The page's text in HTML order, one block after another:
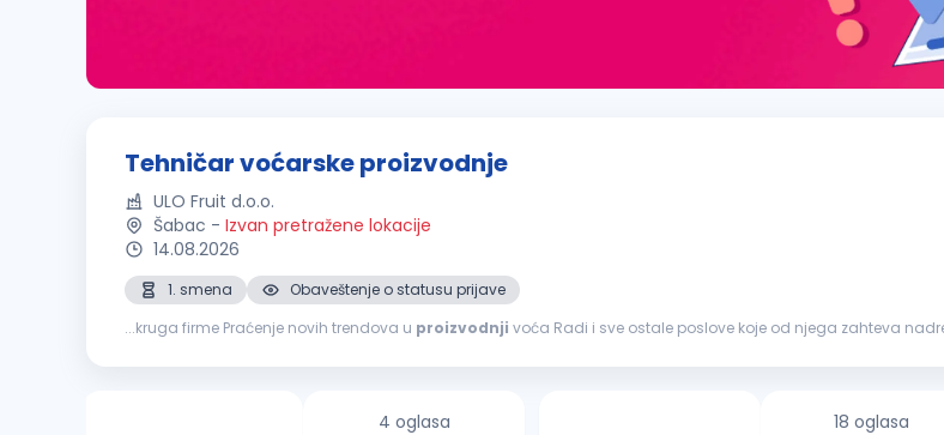
Tehničar voćarske proizvodnje
ULO Fruit d.o.o.
Šabac - Izvan pretražene lokacije
14.08.2026
1. smena
Obaveštenje o statusu prijave
...kruga firme Praćenje novih trendova u proizvodnji
4 oglasa 18 oglasa